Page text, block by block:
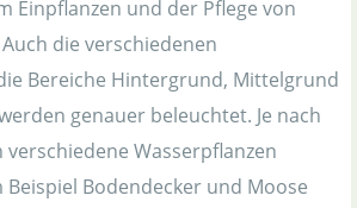
Einpflanzen und der Pflege von
die verschiedenen
Bereiche Hintergrund, Mittelgrund
genauer beleuchtet. Je nach
verschiedene Wasserpflanzen
Bodendecker und Moose